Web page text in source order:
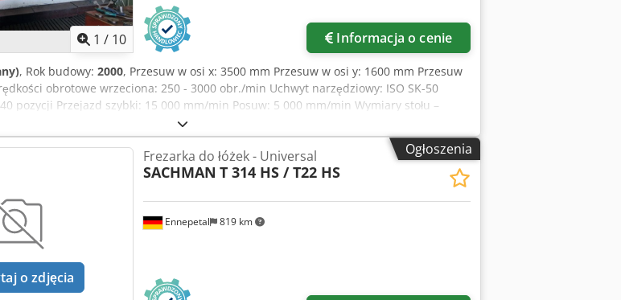
1 / 10 Informacja o cenie
, Rok budowy: 2000, Przesuw w osi x: 3500 mm Przesuw w osi y: 1600 mm Przesuw
obrotowe wrzeciona: 250 - 3000 obr./min Uchwyt narzędziowy: ISO SK-50
pozycji Przejazd szybki: 15 000 mm/min Posuw: 5 000 mm/min Wymiary stołu –
stołu – poprzecznie: 1000 mm Sterowanie: HEIDENHAIN TNCi530 Dcsdpfx
ok. 24 t Zapotrzebowanie na miejsce ok. 8000 x 5000 x 4000 mm Ta SORALUCE
i w 100% sprawna. Maszynę można obejrzeć u sprzedawcy pod napięciem poOgłoszenia
o zdjęcia
Ennepetal 819 km
Frezarka do łóżek - Universal
SACHMAN T 314 HS / T22 HS